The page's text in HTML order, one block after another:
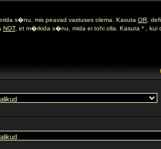
s�nu, mis peavad vastuses olema. Kasuta OR ,
NOT, et m�rkida s�nu, mida ei tohi olla. Kasuta * , kui